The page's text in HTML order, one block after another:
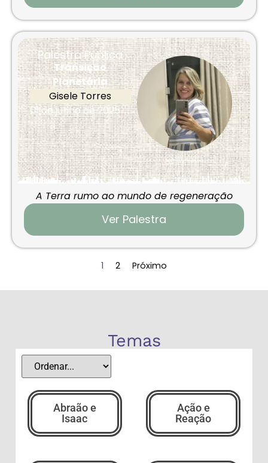
Palestra Pública
Transição
Planetária
Gisele Torres
01 de junho de 2025
A Terra rumo ao mundo de regeneração
Ver Palestra
1 2 Próximo
Temas
Abraão e
Isaac
Ação e
Reação